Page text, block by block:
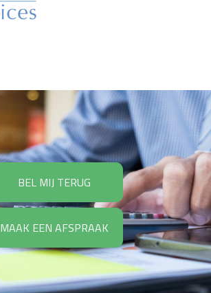
BEL MIJ TERUG
MAAK EEN AFSPRAAK